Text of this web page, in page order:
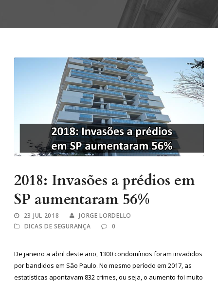
2018: Invasões a prédios em
SP aumentaram 56%
23 JUL 2018
JORGE LORDELLO
DICAS DE SEGURANÇA
0
De janeiro a abril deste ano, 1300 condomínios foram invadidos
por bandidos em São Paulo. No mesmo período em 2017, as
estatísticas apontavam 832 crimes, ou seja, o aumento foi muito